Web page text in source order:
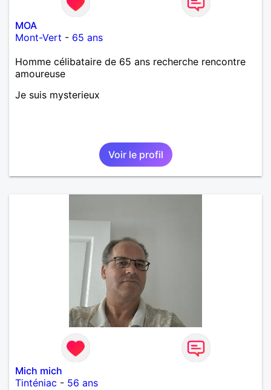
MOA
Mont-Vert - 65 ans
Homme célibataire de 65 ans recherche rencontre
amoureuse
Je suis mysterieux
Voir le profil
Mich mich
Tinténiac - 56 ans